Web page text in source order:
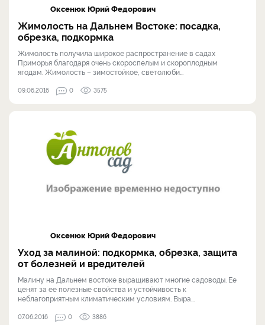
Оксенюк Юрий Федорович
Жимолость на Дальнем Востоке: посадка,
обрезка, подкормка
Жимолость получила широкое распространение в садах
Приморья благодаря очень скороспелым и скороплодным
ягодам. Жимолость – зимостойкое, светолюби...
09.06.2016 0 3575
Оксенюк Юрий Федорович
Уход за малиной: подкормка, обрезка, защита
от болезней и вредителей
Малину на Дальнем востоке выращивают многие садоводы. Ее
ценят за ее полезные свойства и устойчивость к
неблагоприятным климатическим условиям. Выра...
07.06.2016 0 3886